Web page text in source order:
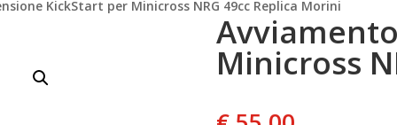
KickStart per Minicross NRG 49cc Replica Morini
Minicross